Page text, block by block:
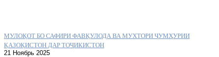
МУЛОҚОТ БО САФИРИ ФАВҚУЛОДА ВА МУХТОРИ ҶУМҲУРИИ
ҚАЗОҚИСТОН ДАР ТОҶИКИСТОН
21 Ноябрь 2025